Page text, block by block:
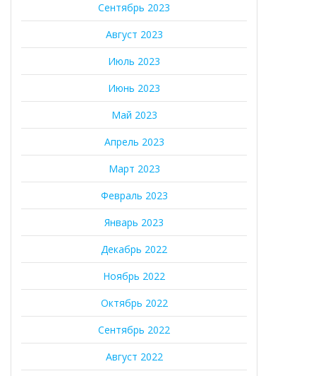
Сентябрь 2023
Август 2023
Июль 2023
Июнь 2023
Май 2023
Апрель 2023
Март 2023
Февраль 2023
Январь 2023
Декабрь 2022
Ноябрь 2022
Октябрь 2022
Сентябрь 2022
Август 2022